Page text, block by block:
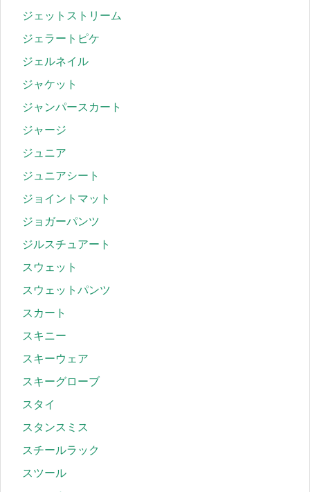
ジェットストリーム
ジェラートピケ
ジェルネイル
ジャケット
ジャンパースカート
ジャージ
ジュニア
ジュニアシート
ジョイントマット
ジョガーパンツ
ジルスチュアート
スウェット
スウェットパンツ
スカート
スキニー
スキーウェア
スキーグローブ
スタイ
スタンスミス
スチールラック
スツール